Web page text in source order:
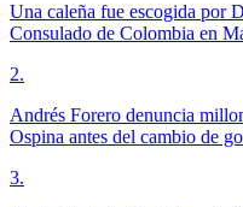
Una caleña fue escogida por
Consulado de Colombia en
2.
Andrés Forero denuncia
Ospina antes del cambio de
3.